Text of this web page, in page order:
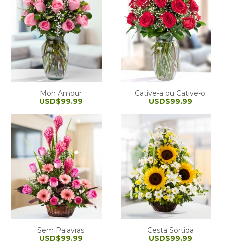
Mon Amour
USD$99.99
Cative-a ou Cative-o.
USD$99.99
Sem Palavras
USD$99.99
Cesta Sortida
USD$99.99